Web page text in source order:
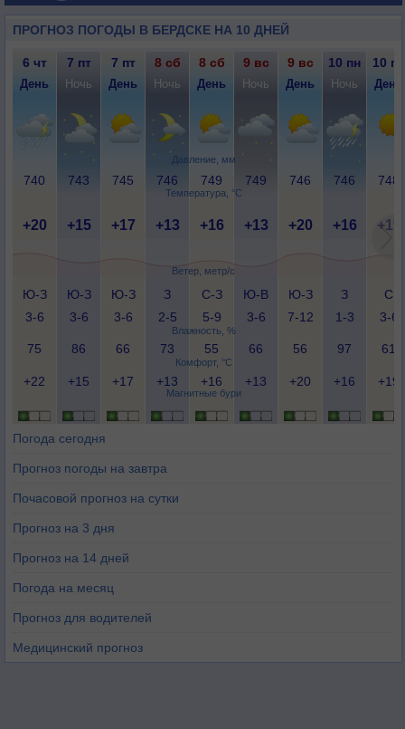
ПРОГНОЗ ПОГОДЫ В БЕРДСКЕ НА 10 ДНЕЙ
Давление, мм
Температура, °C
Ветер, метр/с
Влажность, %
Комфорт, °C
Магнитные бури
6 чт 7 пт 7 пт 8 сб 8 сб 9 вс 9 вс 10 пн 10 пн
День Ночь День Ночь День Ночь День Ночь День
740 743 745 746 749 749 746 746 748
+20 +15 +17 +13 +16 +13 +20 +16 +19
Ю-З
3-6
Ю-З
3-6
Ю-З
3-6
З
2-5
С-З
5-9
Ю-В
3-6
Ю-З
7-12
З
1-3
С
3-6
75 86 66 73 55 66 56 97 61
+22 +15 +17 +13 +16 +13 +20 +16 +19
Погода сегодня
Прогноз погоды на завтра
Почасовой прогноз на сутки
Прогноз на 3 дня
Прогноз на 14 дней
Погода на месяц
Прогноз для водителей
Медицинский прогноз